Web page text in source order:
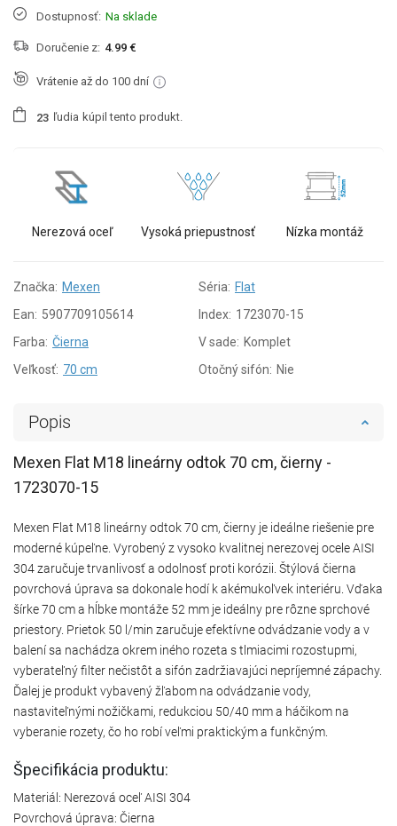
Dostupnosť: Na sklade
Doručenie z: 4.99 €
Vrátenie až do 100 dní
23 ľudia kúpil tento produkt.
Nerezová oceľ Vysoká priepustnosť Nízka montáž
Značka: Mexen Séria: Flat
Ean: 5907709105614 Index: 1723070-15
Farba: Čierna V sade: Komplet
Veľkosť: 70 cm Otočný sifón: Nie
Popis
Mexen Flat M18 lineárny odtok 70 cm, čierny -
1723070-15
Mexen Flat M18 lineárny odtok 70 cm, čierny je ideálne riešenie pre
moderné kúpeľne. Vyrobený z vysoko kvalitnej nerezovej ocele AISI
304 zaručuje trvanlivosť a odolnosť proti korózii. Štýlová čierna
povrchová úprava sa dokonale hodí k akémukoľvek interiéru. Vďaka
šírke 70 cm a hĺbke montáže 52 mm je ideálny pre rôzne sprchové
priestory. Prietok 50 l/min zaručuje efektívne odvádzanie vody a v
balení sa nachádza okrem iného rozeta s tlmiacimi rozostupmi,
vyberateľný filter nečistôt a sifón zadržiavajúci nepríjemné zápachy.
Ďalej je produkt vybavený žľabom na odvádzanie vody,
nastaviteľnými nožičkami, redukciou 50/40 mm a háčikom na
vyberanie rozety, čo ho robí veľmi praktickým a funkčným.
Špecifikácia produktu:
Materiál: Nerezová oceľ AISI 304
Povrchová úprava: Čierna